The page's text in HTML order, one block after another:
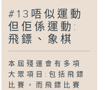
#13唔似運動
但佢係運動:
飛鏢、象棋
本屆殘運會有多項
大眾項目:包括飛鏢
比賽，而飛鏢比賽